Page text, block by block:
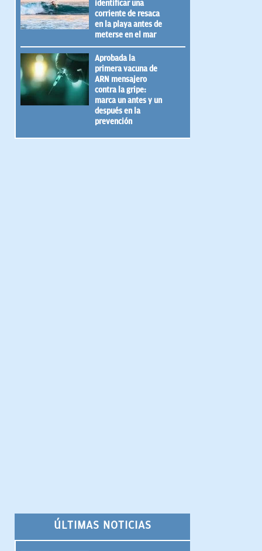
identificar una
corriente de resaca
en la playa antes de
meterse en el mar
Aprobada la
primera vacuna de
ARN mensajero
contra la gripe:
marca un antes y un
después en la
prevención
ÚLTIMAS NOTICIAS